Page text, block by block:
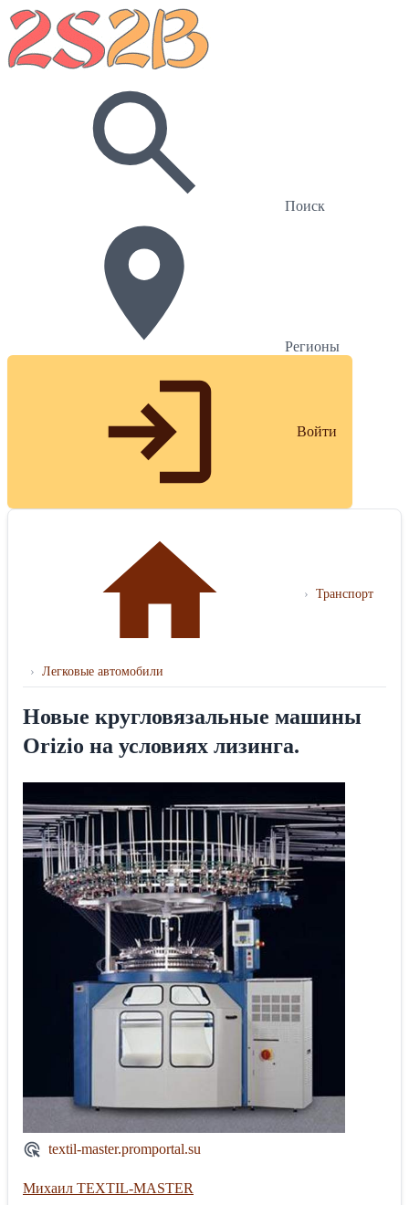
Поиск
Регионы
Войти
› Транспорт
› Легковые автомобили
Новые кругловязальные машины
Orizio на условиях лизинга.
textil-master.promportal.su
Михаил TEXTIL-MASTER